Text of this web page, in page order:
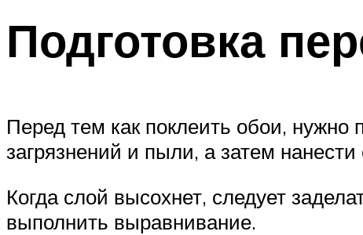
Подготовка
Перед тем как поклеить обои, нужно
загрязнений и пыли, а затем
Когда слой высохнет, следует
выполнить выравнивание.